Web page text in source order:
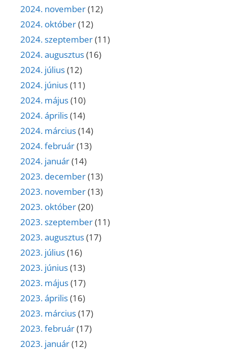
2024. november(12)
2024. október(12)
2024. szeptember(11)
2024. augusztus(16)
2024. július(12)
2024. június(11)
2024. május(10)
2024. április(14)
2024. március(14)
2024. február(13)
2024. január(14)
2023. december(13)
2023. november(13)
2023. október(20)
2023. szeptember(11)
2023. augusztus(17)
2023. július(16)
2023. június(13)
2023. május(17)
2023. április(16)
2023. március(17)
2023. február(17)
2023. január(12)